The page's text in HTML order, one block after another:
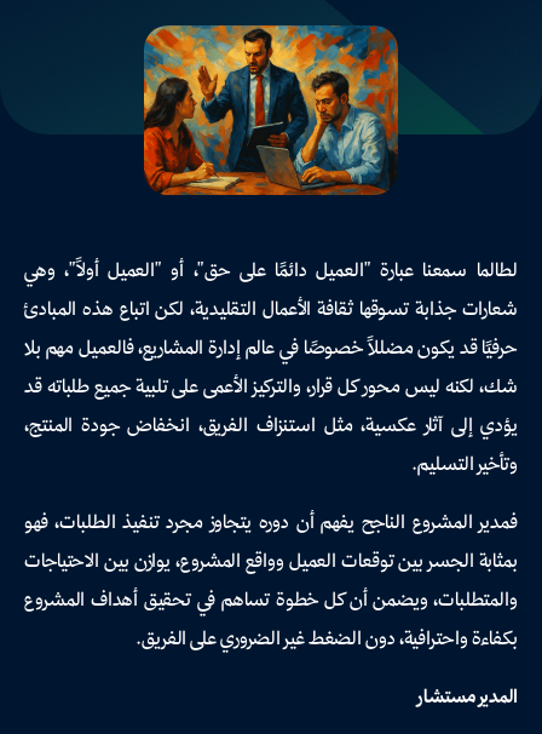
لطالما سمعنا عبارة "العميل دائمًا على حق"، أو "العميل أولاً"، وهي
شعارات جذابة تسوقها ثقافة الأعمال التقليدية، لكن اتباع هذه المبادئ
حرفيًا قد يكون مضللاً خصوصًا في عالم إدارة المشاريع، فالعميل مهم بلا
شك، لكنه ليس محور كل قرار، والتركيز الأعمى على تلبية جميع طلباته قد
يؤدي إلى آثار عكسية، مثل استنزاف الفريق، انخفاض جودة المنتج،
وتأخير التسليم.
فمدير المشروع الناجح يفهم أن دوره يتجاوز مجرد تنفيذ الطلبات، فهو
بمثابة الجسر بين توقعات العميل وواقع المشروع، يوازن بين الاحتياجات
والمتطلبات، ويضمن أن كل خطوة تساهم في تحقيق أهداف المشروع
بكفاءة واحترافية، دون الضغط غير الضروري على الفريق.
المدير مستشار